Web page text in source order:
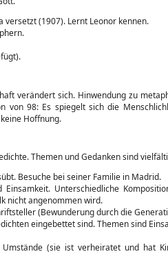
versetzt (1907). Lernt Leonor kennen.
verändert sich. Hinwendung zu
von 98: Es spiegelt sich die
Hoffnung.
Themen und Gedanken sind
Besuche bei seiner Familie in Madrid.
Unterschiedliche
nicht angenommen wird.
(Bewunderung durch die
eingebettet sind. Themen sind
(sie ist verheiratet und hat